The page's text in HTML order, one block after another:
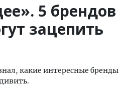
5 брендов
зацепить
какие интересные бренды